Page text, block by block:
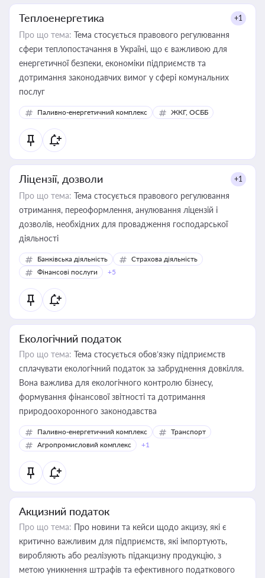
Теплоенергетика +1
Про що тема: Тема стосується правового регулювання
сфери теплопостачання в Україні, що є важливою для
енергетичної безпеки, економіки підприємств та
дотримання законодавчих вимог у сфері комунальних
послуг
Паливно-енергетичний комплекс ЖКГ, ОСББ
Ліцензії, дозволи +1
Про що тема: Тема стосується правового регулювання
отримання, переоформлення, анулювання ліцензій і
дозволів, необхідних для провадження господарської
діяльності
Банківська діяльність
Страхова діяльність
Фінансові послуги
+5
Екологічний податок
Про що тема: Тема стосується обов’язку підприємств
сплачувати екологічний податок за забруднення довкілля.
Вона важлива для екологічного контролю бізнесу,
формування фінансової звітності та дотримання
природоохоронного законодавства
Паливно-енергетичний комплекс
Транспорт
Агропромисловий комплекс
+1
Акцизний податок
Про що тема: Про новини та кейси щодо акцизу, які є
критично важливим для підприємств, які імпортують,
виробляють або реалізують підакцизну продукцію, з
метою уникнення штрафів та ефективного податкового